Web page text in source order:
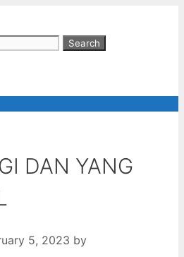
DAN YANG
5, 2023 by